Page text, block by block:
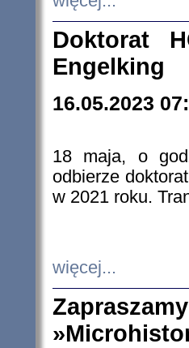
Doktorat
Engelking
16.05.2023
18 maja, o
odbierze
w 2021 roku.
więcej...